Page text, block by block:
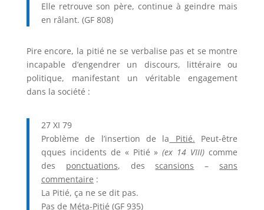
Elle retrouve son père, continue à geindre mais
en râlant. (GF 808)
Pire encore, la pitié ne se verbalise pas et se montre
incapable d’engendrer un discours, littéraire ou
politique, manifestant un véritable engagement
dans la société :
27 XI 79
Problème de l’insertion de la Pitié. Peut-être
qques incidents de « Pitié » (ex 14 VIII)comme
des ponctuations, desscansions –sans
commentaire :
La Pitié, ça ne se dit pas.
Pas de Méta-Pitié (GF 935)